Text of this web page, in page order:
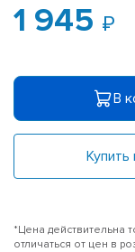
1 945
В
Купить
*Цена действительна
отличаться от цен в